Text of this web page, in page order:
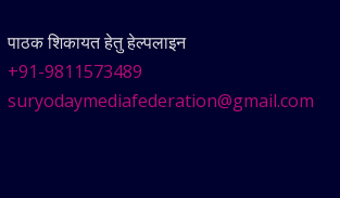
पाठक शिकायत हेतु हेल्पलाइन
+91-9811573489
suryodaymediafederation@gmail.com